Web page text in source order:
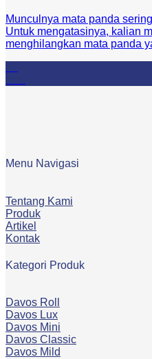
Munculnya mata panda
Untuk mengatasinya, kalian
menghilangkan mata panda
Menu Navigasi
Tentang Kami
Produk
Artikel
Kontak
Kategori Produk
Davos Roll
Davos Lux
Davos Mini
Davos Classic
Davos Mild